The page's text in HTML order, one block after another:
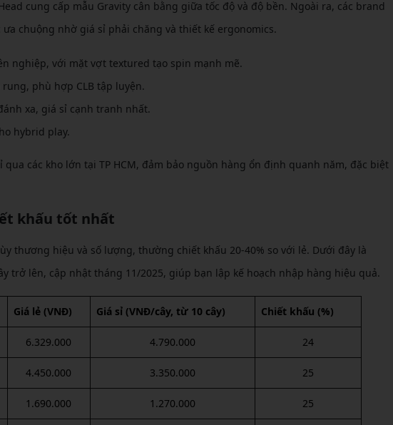
cung cấp mẫu Gravity cân bằng giữa tốc độ và độ bền. Ngoài ra, các brand
chuộng nhờ giá sỉ phải chăng và thiết kế ergonomics.
nghiệp, với mặt vợt textured tạo spin mạnh mẽ.
phù hợp CLB tập luyện.
xa, giá sỉ cạnh tranh nhất.
hybrid play.
các kho lớn tại TP HCM, đảm bảo nguồn hàng ổn định quanh năm, đặc biệt
khấu tốt nhất
thương hiệu và số lượng, thường chiết khấu 20-40% so với lẻ. Dưới đây là
trở lên, cập nhật tháng 11/2025, giúp bạn lập kế hoạch nhập hàng hiệu quả.
Giá lẻ (VNĐ) Giá sỉ (VNĐ/cây, từ 10 cây) Chiết khấu (%)
6.329.000 4.790.000 24
4.450.000 3.350.000 25
1.690.000 1.270.000 25